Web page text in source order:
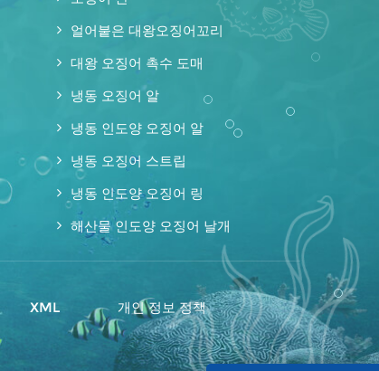
얼어붙은 대왕오징어꼬리
대왕 오징어 촉수 도매
냉동 오징어 알
냉동 인도양 오징어 알
냉동 오징어 스트립
냉동 인도양 오징어 링
해산물 인도양 오징어 날개
XML 개인 정보 정책